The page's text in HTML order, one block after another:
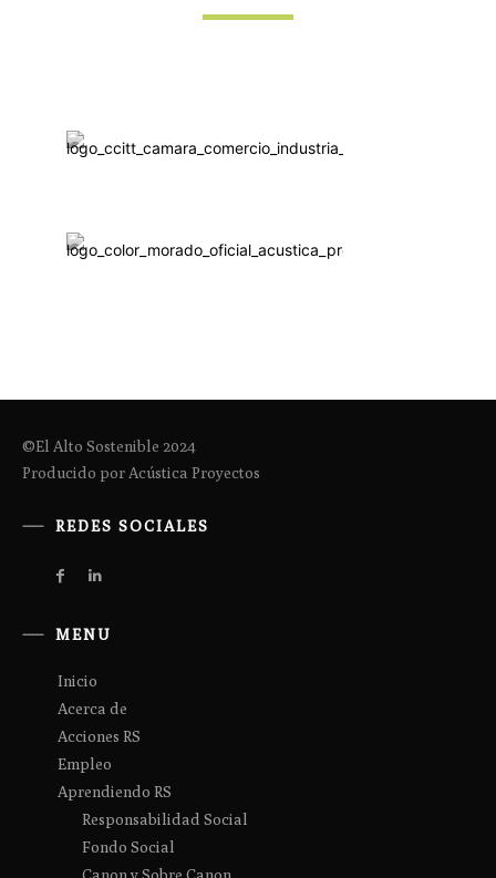
©El Alto Sostenible 2024
Producido por Acústica Proyectos
REDES SOCIALES
MENU
Inicio
Acerca de
Acciones RS
Empleo
Aprendiendo RS
Responsabilidad Social
Fondo Social
Canon y Sobre Canon